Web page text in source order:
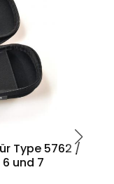
Type 5762 /
und 7